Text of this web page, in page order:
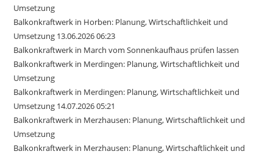
Umsetzung
Balkonkraftwerk in Horben: Planung, Wirtschaftlichkeit und
Umsetzung 13.06.2026 06:23
Balkonkraftwerk in March vom Sonnenkaufhaus prüfen lassen
Balkonkraftwerk in Merdingen: Planung, Wirtschaftlichkeit und
Umsetzung
Balkonkraftwerk in Merdingen: Planung, Wirtschaftlichkeit und
Umsetzung 14.07.2026 05:21
Balkonkraftwerk in Merzhausen: Planung, Wirtschaftlichkeit und
Umsetzung
Balkonkraftwerk in Merzhausen: Planung, Wirtschaftlichkeit und